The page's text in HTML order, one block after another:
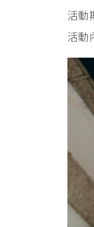
活動
活動